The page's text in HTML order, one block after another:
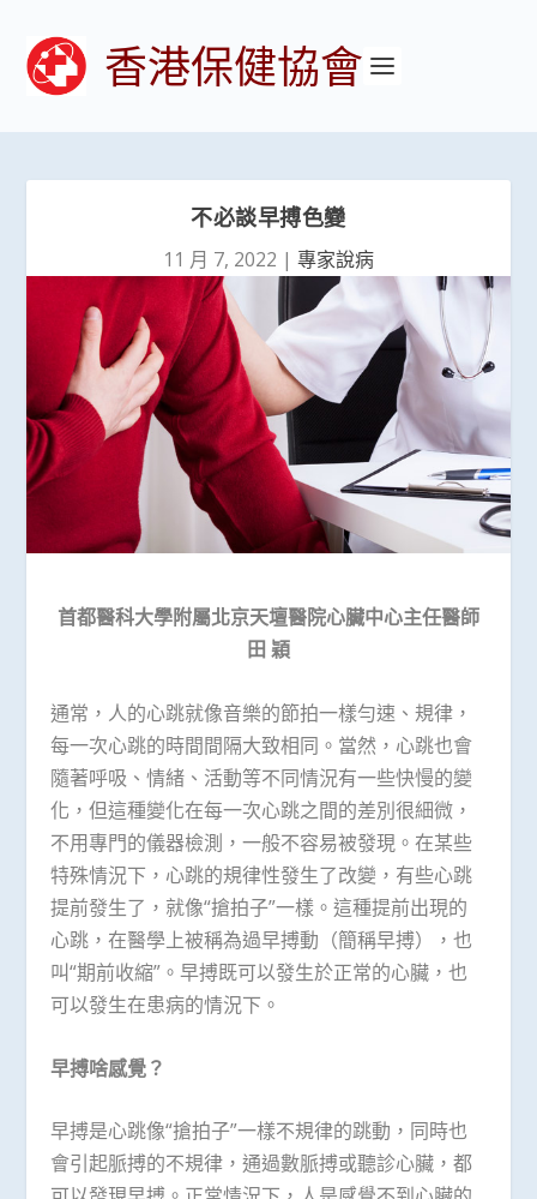
香港保健協會
不必談早搏色變
11 月 7, 2022 | 專家說病
首都醫科大學附屬北京天壇醫院心臟中心主任醫師
田 穎
通常，人的心跳就像音樂的節拍一樣勻速、規律，
每一次心跳的時間間隔大致相同。當然，心跳也會
隨著呼吸、情緒、活動等不同情況有一些快慢的變
化，但這種變化在每一次心跳之間的差別很細微，
不用專門的儀器檢測，一般不容易被發現。在某些
特殊情況下，心跳的規律性發生了改變，有些心跳
提前發生了，就像“搶拍子”一樣。這種提前出現的
心跳，在醫學上被稱為過早搏動（簡稱早搏），也
叫“期前收縮”。早搏既可以發生於正常的心臟，也
可以發生在患病的情況下。
早搏啥感覺？
早搏是心跳像“搶拍子”一樣不規律的跳動，同時也
會引起脈搏的不規律，通過數脈搏或聽診心臟，都